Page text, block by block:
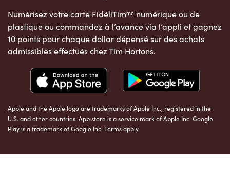
Numérisez votre carte FidéliTimᵐᶜ numérique ou de
plastique ou commandez à l’avance via l’appli et gagnez
10 points pour chaque dollar dépensé sur des achats
admissibles effectués chez Tim Hortons.
Apple and the Apple logo are trademarks of Apple Inc., registered in the
U.S. and other countries. App store is a service mark of Apple Inc. Google
Play is a trademark of Google Inc. Terms apply.